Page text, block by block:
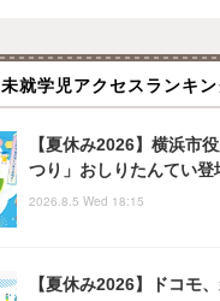
未就学児アクセスランキン
【夏休み2026】横浜市
つり」おしりたんてい
2026.8.5 Wed 18:15
【夏休み2026】ドコモ